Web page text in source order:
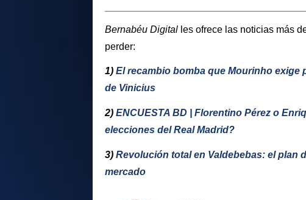
Bernabéu Digital les ofrece las noticias más
perder:
1) El recambio bomba que Mourinho exige
de Vinicius
2) ENCUESTA BD | Florentino Pérez o
elecciones del Real Madrid?
3) Revolución total en Valdebebas: el plan
mercado